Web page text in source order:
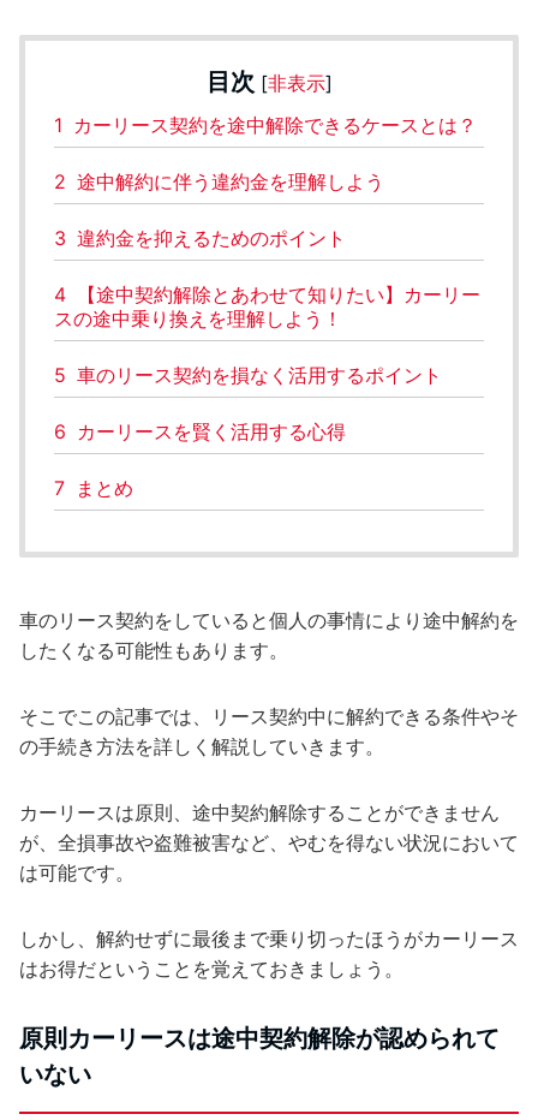
目次 [非表示]
1 カーリース契約を途中解除できるケースとは？
2 途中解約に伴う違約金を理解しよう
3 違約金を抑えるためのポイント
4
【途中契約解除とあわせて知りたい】カーリー
スの途中乗り換えを理解しよう！
5 車のリース契約を損なく活用するポイント
6 カーリースを賢く活用する心得
7 まとめ
車のリース契約をしていると個人の事情により途中解約を
したくなる可能性もあります。
そこでこの記事では、リース契約中に解約できる条件やそ
の手続き方法を詳しく解説していきます。
カーリースは原則、途中契約解除することができません
が、全損事故や盗難被害など、やむを得ない状況において
は可能です。
しかし、解約せずに最後まで乗り切ったほうがカーリース
はお得だということを覚えておきましょう。
原則カーリースは途中契約解除が認められて
いない